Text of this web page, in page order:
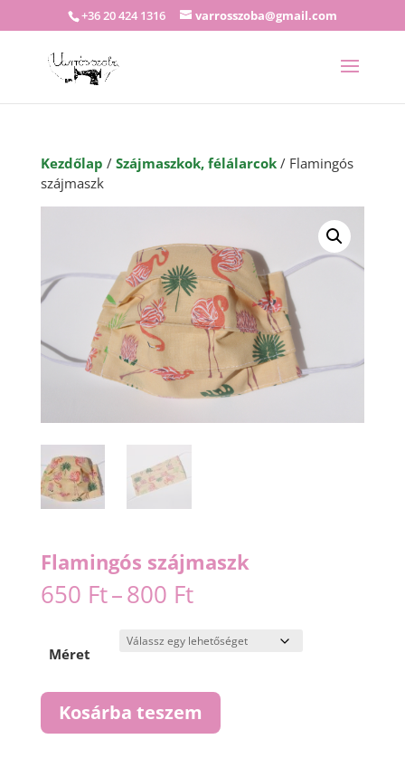
+36 20 424 1316 varrosszoba@gmail.com
Kezdőlap / Szájmaszkok, félálarcok/ Flamingós
szájmaszk
Flamingós szájmaszk
650 Ft–800 FtÁrtartomány:
650 Ft
-
800 Ft
Méret
Flamingós
szájmaszk
Kosárba teszem